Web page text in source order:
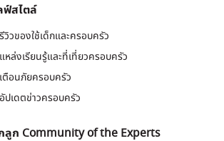
ฟ์สไตล์
รีวิวของใช้เด็กและครอบครัว
แหล่งเรียนรู้และที่เที่ยวครอบครัว
เตือนภัยครอบครัว
อัปเดตข่าวครอบครัว
ลูก Community of the Experts